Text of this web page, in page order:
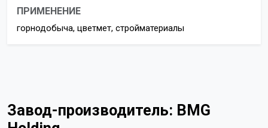
ПРИМЕНЕНИЕ
горнодобыча, цветмет, стройматериалы
Завод-производитель: BMG